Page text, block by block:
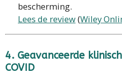
bescherming.
Lees de review(Wiley
4. Geavanceerde
COVID